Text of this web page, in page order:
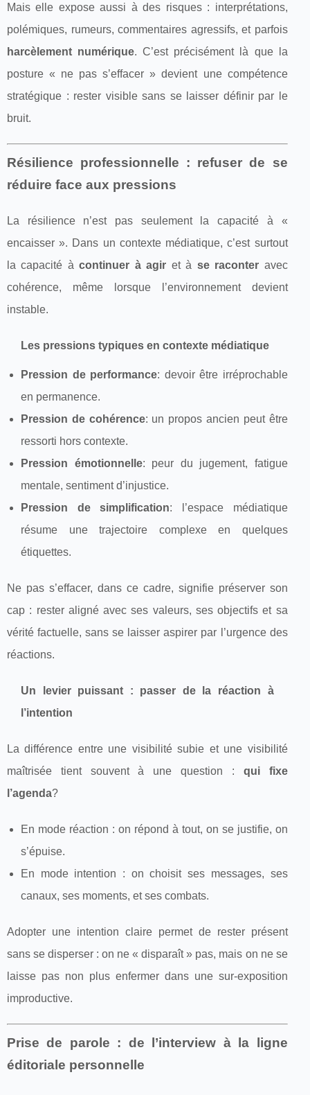
Mais elle expose aussi à des risques : interprétations,
polémiques, rumeurs, commentaires agressifs, et parfois
harcèlement numérique. C’est précisément là que la
posture « ne pas s’effacer » devient une compétence
stratégique : rester visible sans se laisser définir par le
bruit.
Résilience professionnelle : refuser de se
réduire face aux pressions
La résilience n’est pas seulement la capacité à «
encaisser ». Dans un contexte médiatique, c’est surtout
la capacité àcontinuer à agir et à se raconter avec
cohérence, même lorsque l’environnement devient
instable.
Les pressions typiques en contexte médiatique
Pression de performance: devoir être irréprochable
en permanence.
Pression de cohérence: un propos ancien peut être
ressorti hors contexte.
Pression émotionnelle: peur du jugement, fatigue
mentale, sentiment d’injustice.
Pression de simplification: l’espace médiatique
résume une trajectoire complexe en quelques
étiquettes.
Ne pas s’effacer, dans ce cadre, signifie préserver son
cap : rester aligné avec ses valeurs, ses objectifs et sa
vérité factuelle, sans se laisser aspirer par l’urgence des
réactions.
Un levier puissant : passer de la réaction à
l’intention
La différence entre une visibilité subie et une visibilité
maîtrisée tient souvent à une question : qui fixe
l’agenda?
En mode réaction : on répond à tout, on se justifie, on
s’épuise.
En mode intention : on choisit ses messages, ses
canaux, ses moments, et ses combats.
Adopter une intention claire permet de rester présent
sans se disperser : on ne « disparaît » pas, mais on ne se
laisse pas non plus enfermer dans une sur-exposition
improductive.
Prise de parole : de l’interview à la ligne
éditoriale personnelle